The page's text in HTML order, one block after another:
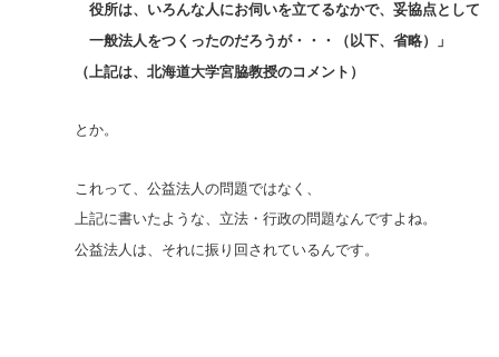
役所は、いろんな人にお伺いを立てるなかで、妥協点として
一般法人をつくったのだろうが・・・（以下、省略）」
（上記は、北海道大学宮脇教授のコメント）
とか。
これって、公益法人の問題ではなく、
上記に書いたような、立法・行政の問題なんですよね。
公益法人は、それに振り回されているんです。